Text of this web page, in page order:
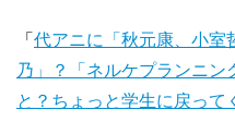
「 代アニに「秋元康、小室
乃」？「ネルケプランニ
と？ちょっと学生に戻って